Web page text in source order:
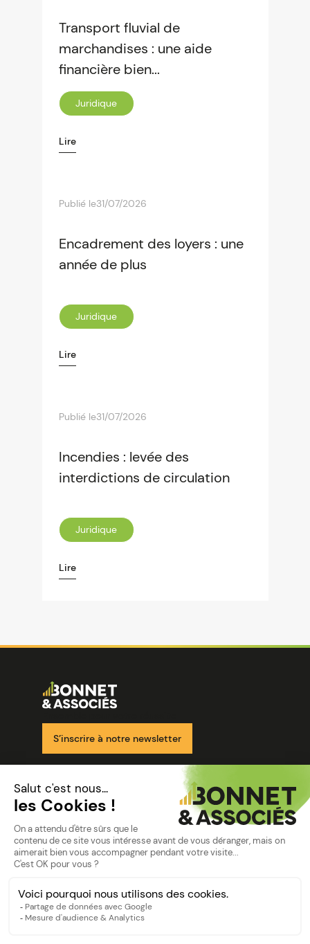
Transport fluvial de
marchandises : une aide
financière bien...
Juridique
Lire
Publié le31/07/2026
Encadrement des loyers : une
année de plus
Juridique
Lire
Publié le31/07/2026
Incendies : levée des
interdictions de circulation
Juridique
Lire
Image
S’inscrire à notre newsletter
Nos solutions
Nos cabinets
Mon espace client
Politique de confidentialité
©Bonnet2023